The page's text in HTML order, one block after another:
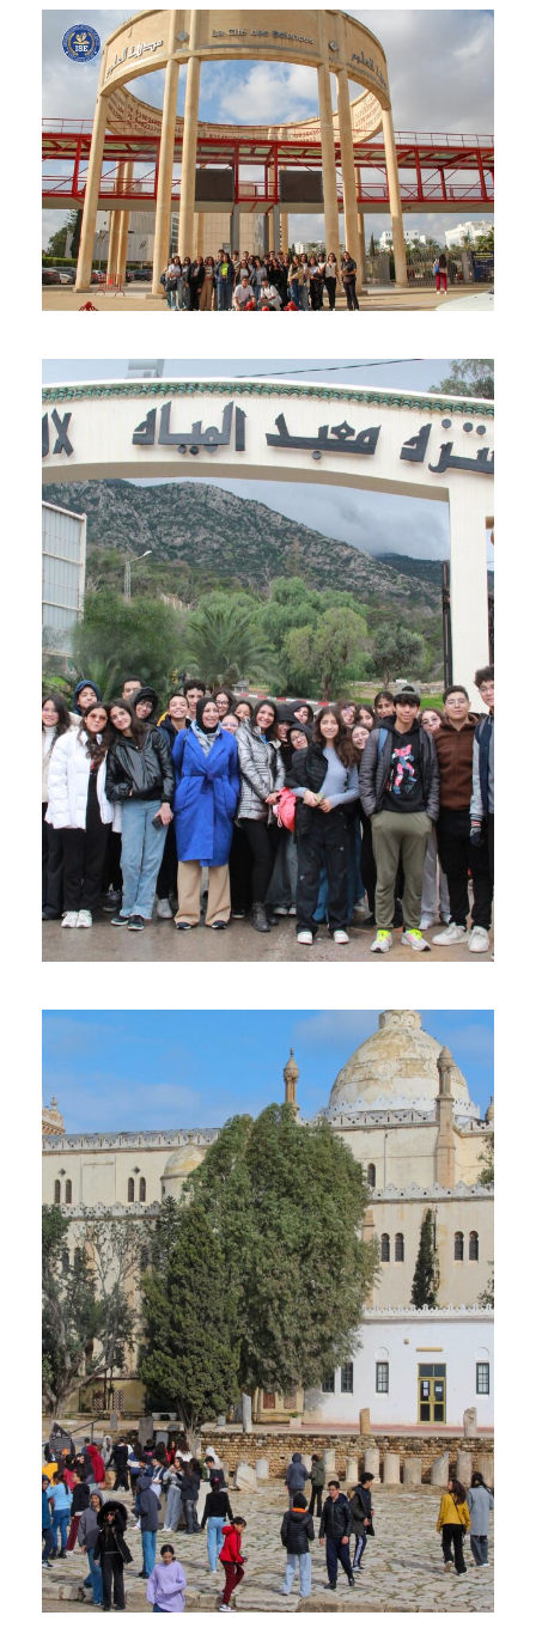
رحلة دراسية إستكشافية إلى مدينة
2 Novembre 2024
رحلة دراسية إستكشافية إلى معبد
المياه بمدينة زغوان‎
16 Décembre 2024
رحلة ترفيهية إستكشافية إلى المعلم
الأثري بقرطاج
20 Février 2025